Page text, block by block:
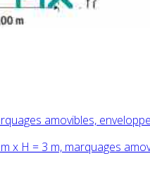
amovibles,
x H = 3 m, marquages